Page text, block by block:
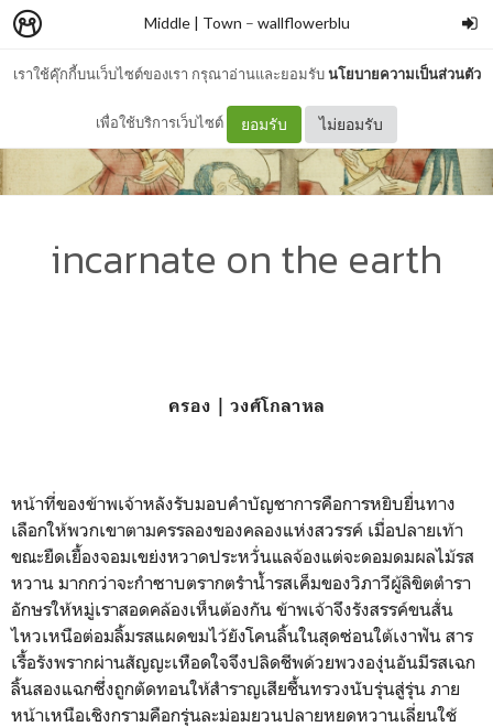
เราใช้คุ๊กกี้บนเว็บไซต์ของเรา กรุณาอ่านและยอมรับนโยบายความเป็นส่วนตัว
เพื่อใช้บริการเว็บไซต์ ยอมรับ ไม่ยอมรับ
Middle | Town – wallflowerblu
incarnate on the earth
ครอง | วงศ์โกลาหล
หน้าที่ของข้าพเจ้าหลังรับมอบคำบัญชาการคือการหยิบยื่นทาง
เลือกให้พวกเขาตามครรลองของคลองแห่งสวรรค์ เมื่อปลายเท้า
ขณะยืดเยื้องจอมเขย่งหวาดประหวั่นแลจ้องแต่จะดอมดมผลไม้รส
หวาน มากกว่าจะกำซาบตรากตรำน้ำรสเค็มของวิภาวีผู้ลิขิตตำรา
อักษรให้หมู่เราสอดคล้องเห็นต้องกัน ข้าพเจ้าจึงรังสรรค์ขนสั่น
ไหวเหนือต่อมลิ้มรสแผดขมไว้ยังโคนลิ้นในสุดซ่อนใต้เงาฟัน สาร
เรื้อรังพรากผ่านสัญญะเหือดใจจึงปลิดชีพด้วยพวงองุ่นอันมีรสเฉก
ลิ้นสองแฉกซึ่งถูกตัดทอนให้สำราญเสียชื้นทรวงนับรุ่นสู่รุ่น ภาย
หน้าเหนือเชิงกรามคือกรุ่นละม่อมยวนปลายหยดหวานเลี่ยนใช้